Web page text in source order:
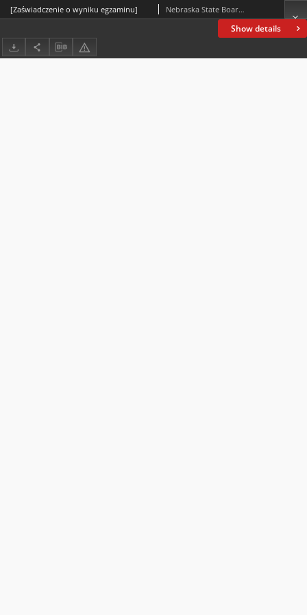
Show details
[Zaświadczenie o wyniku egzaminu] Nebraska State Board of Pharmacy